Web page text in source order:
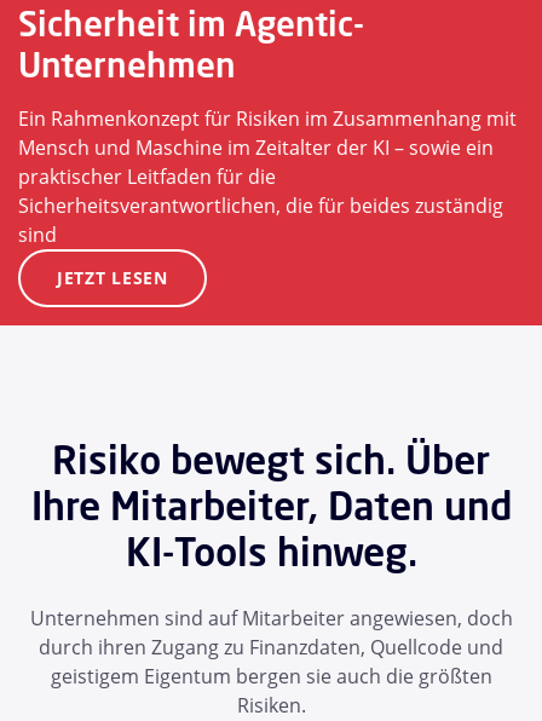
Sicherheit im Agentic-
Unternehmen
Ein Rahmenkonzept für Risiken im Zusammenhang mit
Mensch und Maschine im Zeitalter der KI – sowie ein
praktischer Leitfaden für die
Sicherheitsverantwortlichen, die für beides zuständig
sind
JETZT LESEN
Risiko bewegt sich. Über
Ihre Mitarbeiter, Daten und
KI-Tools hinweg.
Unternehmen sind auf Mitarbeiter angewiesen, doch
durch ihren Zugang zu Finanzdaten, Quellcode und
geistigem Eigentum bergen sie auch die größten
Risiken.